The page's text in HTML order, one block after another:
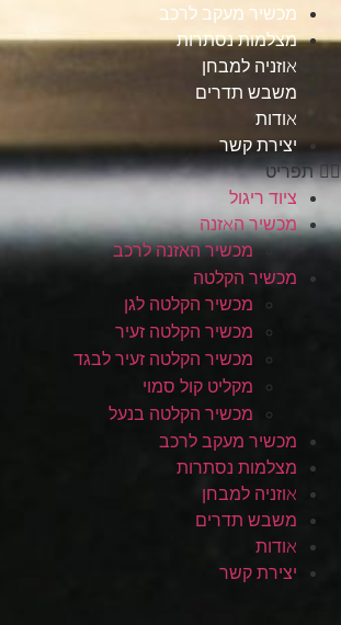
מכשיר מעקב לרכב
מצלמות נסתרות
אוזניה למבחן
משבש תדרים
אודות
יצירת קשר
תפריט
ציוד ריגול
מכשיר האזנה
מכשיר האזנה לרכב
מכשיר הקלטה
מכשיר הקלטה לגן
מכשיר הקלטה זעיר
מכשיר הקלטה זעיר לבגד
מקליט קול סמוי
מכשיר הקלטה בנעל
מכשיר מעקב לרכב
מצלמות נסתרות
אוזניה למבחן
משבש תדרים
אודות
יצירת קשר